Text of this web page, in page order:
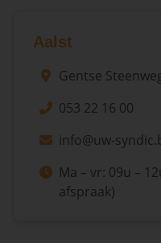
Aalst
Gentse
053 22 16 00
info@uw-
Ma – vr: 09u –
afspraak)